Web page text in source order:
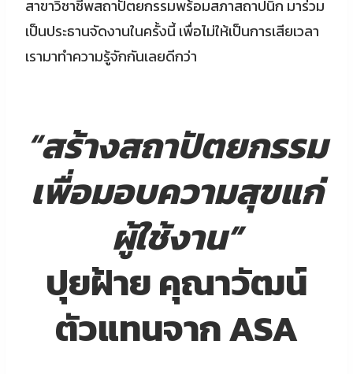
สาขาวิชาชีพสถาปัตยกรรมพร้อมสภาสถาปนิก มาร่วม
เป็นประธานจัดงานในครั้งนี้ เพื่อไม่ให้เป็นการเสียเวลา
เรามาทำความรู้จักกันเลยดีกว่า
“สร้างสถาปัตยกรรม
เพื่อมอบความสุขแก่
ผู้ใช้งาน”
ปุยฝ้าย คุณาวัฒน์
ตัวแทนจาก ASA